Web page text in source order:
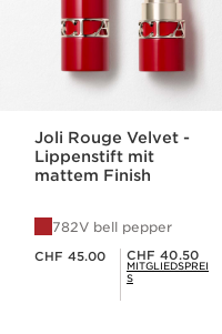
Joli Rouge Velvet -
Lippenstift mit
mattem Finish
782V bell pepper
CHF 45.00 Mitgliederpreis CHF 40.50
CHF 40.50
MITGLIEDSPREI
S